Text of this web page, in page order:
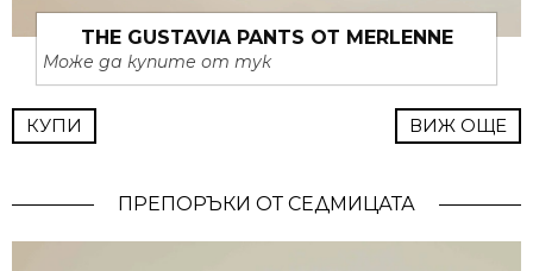
THE GUSTAVIA PANTS ОТ MERLENNE
Може да купите от тук
КУПИ ВИЖ ОЩЕ
ПРЕПОРЪКИ ОТ СЕДМИЦАТА